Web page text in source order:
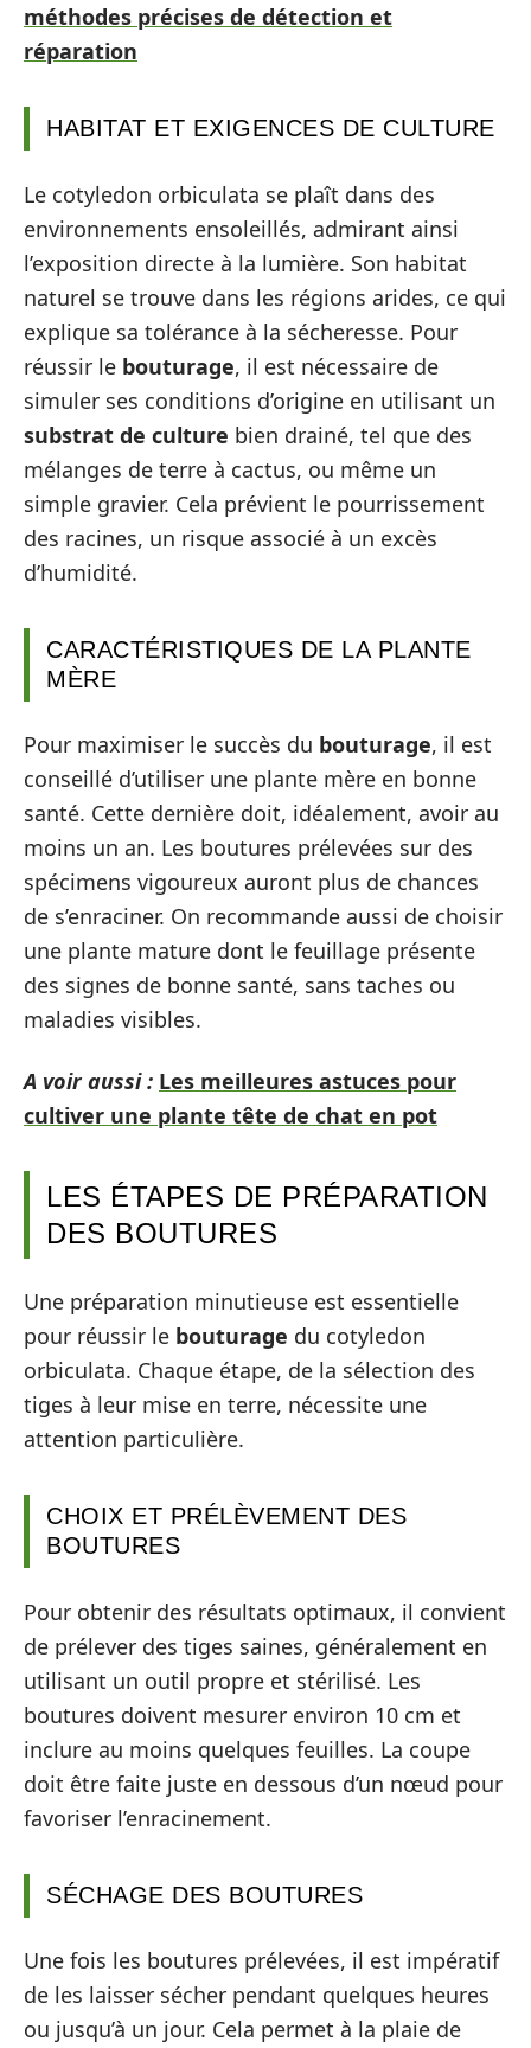
méthodes précises de détection et
réparation
HABITAT ET EXIGENCES DE CULTURE
Le cotyledon orbiculata se plaît dans des
environnements ensoleillés, admirant ainsi
l’exposition directe à la lumière. Son habitat
naturel se trouve dans les régions arides, ce qui
explique sa tolérance à la sécheresse. Pour
réussir le bouturage, il est nécessaire de
simuler ses conditions d’origine en utilisant un
substrat de culture bien drainé, tel que des
mélanges de terre à cactus, ou même un
simple gravier. Cela prévient le pourrissement
des racines, un risque associé à un excès
d’humidité.
CARACTÉRISTIQUES DE LA PLANTE
MÈRE
Pour maximiser le succès du bouturage, il est
conseillé d’utiliser une plante mère en bonne
santé. Cette dernière doit, idéalement, avoir au
moins un an. Les boutures prélevées sur des
spécimens vigoureux auront plus de chances
de s’enraciner. On recommande aussi de choisir
une plante mature dont le feuillage présente
des signes de bonne santé, sans taches ou
maladies visibles.
A voir aussi : Les meilleures astuces pour
cultiver une plante tête de chat en pot
LES ÉTAPES DE PRÉPARATION
DES BOUTURES
Une préparation minutieuse est essentielle
pour réussir le bouturage du cotyledon
orbiculata. Chaque étape, de la sélection des
tiges à leur mise en terre, nécessite une
attention particulière.
CHOIX ET PRÉLÈVEMENT DES
BOUTURES
Pour obtenir des résultats optimaux, il convient
de prélever des tiges saines, généralement en
utilisant un outil propre et stérilisé. Les
boutures doivent mesurer environ 10 cm et
inclure au moins quelques feuilles. La coupe
doit être faite juste en dessous d’un nœud pour
favoriser l’enracinement.
SÉCHAGE DES BOUTURES
Une fois les boutures prélevées, il est impératif
de les laisser sécher pendant quelques heures
ou jusqu’à un jour. Cela permet à la plaie de